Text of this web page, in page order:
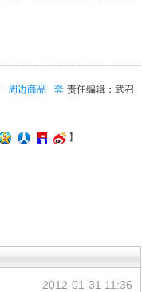
责任编辑：武召
周边商品
套
】
2012-01-31 11:36